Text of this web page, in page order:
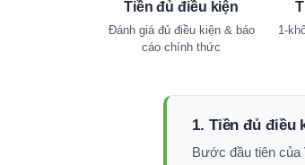
Tiền đủ điều kiện
Đánh giá đủ điều kiện & báo
cáo chính thức
1-
1. Tiền đủ điều
Bước đầu tiên của